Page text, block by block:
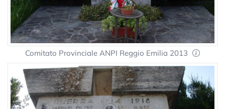
Comitato Provinciale ANPI Reggio Emilia 2013